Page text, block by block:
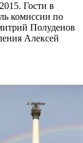
Гости в
комиссии по
Полуденов
Алексей